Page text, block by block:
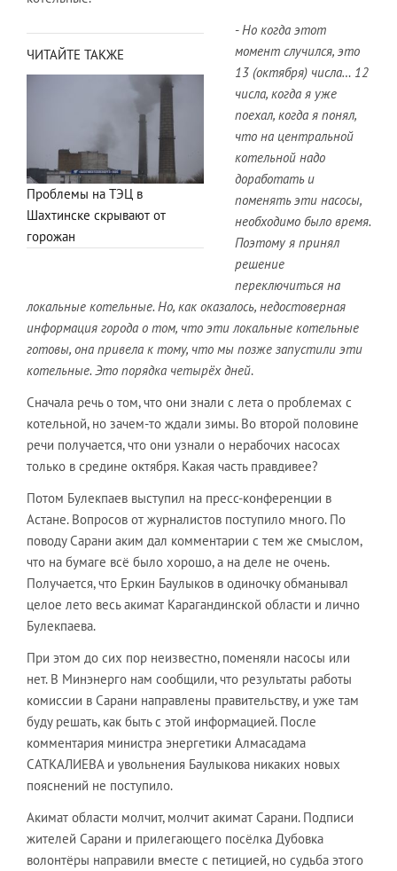
ЧИТАЙТЕ ТАКЖЕ
Проблемы на ТЭЦ в
Шахтинске скрывают от
горожан
- Но когда этот
момент случился, это
13 (октября) числа… 12
числа, когда я уже
поехал, когда я понял,
что на центральной
котельной надо
доработать и
поменять эти насосы,
необходимо было время.
Поэтому я принял
решение
переключиться на
локальные котельные. Но, как оказалось, недостоверная
информация города о том, что эти локальные котельные
готовы, она привела к тому, что мы позже запустили эти
котельные. Это порядка четырёх дней.
Сначала речь о том, что они знали с лета о проблемах с
котельной, но зачем-то ждали зимы. Во второй половине
речи получается, что они узнали о нерабочих насосах
только в средине октября. Какая часть правдивее?
Потом Булекпаев выступил на пресс-конференции в
Астане. Вопросов от журналистов поступило много. По
поводу Сарани аким дал комментарии с тем же смыслом,
что на бумаге всё было хорошо, а на деле не очень.
Получается, что Еркин Баулыков в одиночку обманывал
целое лето весь акимат Карагандинской области и лично
Булекпаева.
При этом до сих пор неизвестно, поменяли насосы или
нет. В Минэнерго нам сообщили, что результаты работы
комиссии в Сарани направлены правительству, и уже там
буду решать, как быть с этой информацией. После
комментария министра энергетики Алмасадама
САТКАЛИЕВА и увольнения Баулыкова никаких новых
пояснений не поступило.
Акимат области молчит, молчит акимат Сарани. Подписи
жителей Сарани и прилегающего посёлка Дубовка
волонтёры направили вместе с петицией, но судьба этого